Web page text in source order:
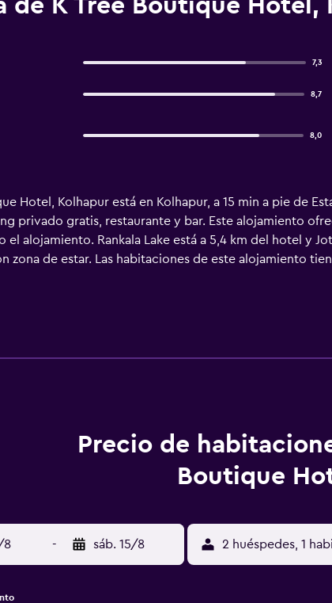
de K Tree Boutique Hotel,
7,3
8,7
8,0
Hotel, Kolhapur está en Kolhapur, a 15 min a pie de
privado gratis, restaurante y bar. Este alojamiento
el alojamiento. Rankala Lake está a 5,4 km del hotel y
zona de estar. Las habitaciones de este alojamiento
a la ciudad. Todas las habitaciones cuentan con
opciones buffet, continentales o vegetarianas.
Precio de
Boutique
8 - sáb. 15/8 2 huéspedes, 1